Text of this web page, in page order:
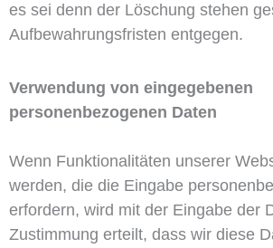
es sei denn der Löschung stehen
Aufbewahrungsfristen entgegen.
Verwendung von eingegebenen
personenbezogenen Daten
Wenn Funktionalitäten unserer
werden, die die Eingabe
erfordern, wird mit der Eingabe der
Zustimmung erteilt, dass wir diese